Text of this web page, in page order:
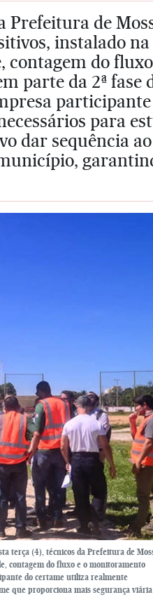
Prefeitura de
instalado na
contagem do
parte da 2ª
para
dar sequência
terça (4), técnicos da Prefeitura de
contagem do fluxo e o monitoramento
do certame utiliza realmente
que proporciona mais segurança